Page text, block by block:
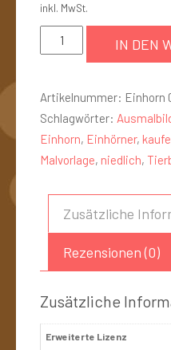
inkl. MwSt.
IN DEN
Artikelnummer: Einhorn
Schlagwörter:
Einhorn, Einhörner,
Malvorlage, niedlich,
Zusätzliche
Rezensionen (0)
Zusätzliche
Erweiterte Lizenz